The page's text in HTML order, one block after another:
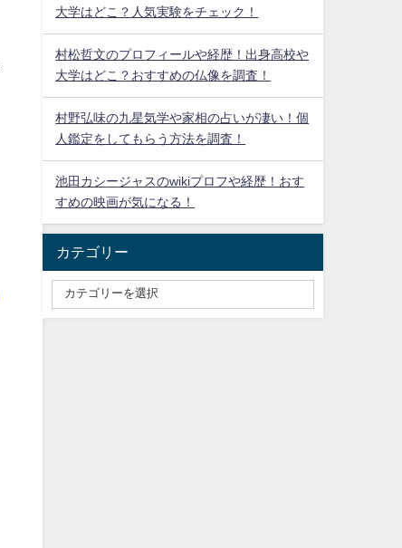
大学はどこ？人気実験をチェック！
村松哲文のプロフィールや経歴！出身高校や
大学はどこ？おすすめの仏像を調査！
村野弘味の九星気学や家相の占いが凄い！個
人鑑定をしてもらう方法を調査！
池田カシージャスのwikiプロフや経歴！おす
すめの映画が気になる！
カテゴリー